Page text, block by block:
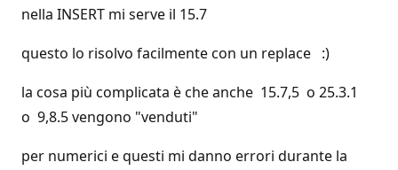
nella INSERT mi serve il 15.7
questo lo risolvo facilmente con un replace :)
la cosa più complicata è che anche 15.7,5 o 25.3.1
o 9,8.5 vengono "venduti"
per numerici e questi mi danno errori durante la